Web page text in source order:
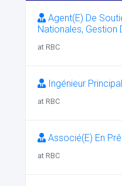
Agent(E) De
Nationales, Gestion
at RBC
Ingénieur
at RBC
Associé(E) En
at RBC